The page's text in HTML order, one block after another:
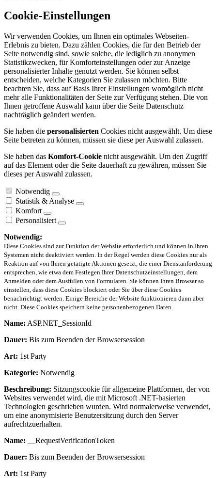
Cookie-Einstellungen
Wir verwenden Cookies, um Ihnen ein optimales Webseiten-
Erlebnis zu bieten. Dazu zählen Cookies, die für den Betrieb der
Seite notwendig sind, sowie solche, die lediglich zu anonymen
Statistikzwecken, für Komforteinstellungen oder zur Anzeige
personalisierter Inhalte genutzt werden. Sie können selbst
entscheiden, welche Kategorien Sie zulassen möchten. Bitte
beachten Sie, dass auf Basis Ihrer Einstellungen womöglich nicht
mehr alle Funktionalitäten der Seite zur Verfügung stehen. Die von
Ihnen getroffene Auswahl kann über die Seite Datenschutz
nachträglich geändert werden.
Sie haben die personalisierten Cookies nicht ausgewählt. Um diese
Seite betreten zu können, müssen sie diese per Auswahl zulassen.
Sie haben das Komfort-Cookie nicht ausgewählt. Um den Zugriff
auf das Element oder die Seite dauerhaft zu gewähren, müssen Sie
dieses per Auswahl zulassen.
Notwendig
Statistik & Analyse
Komfort
Personalisiert
Notwendig:
Diese Cookies sind zur Funktion der Website erforderlich und können in Ihren
Systemen nicht deaktiviert werden. In der Regel werden diese Cookies nur als
Reaktion auf von Ihnen getätigte Aktionen gesetzt, die einer Dienstanforderung
entsprechen, wie etwa dem Festlegen Ihrer Datenschutzeinstellungen, dem
Anmelden oder dem Ausfüllen von Formularen. Sie können Ihren Browser so
einstellen, dass diese Cookies blockiert oder Sie über diese Cookies
benachrichtigt werden. Einige Bereiche der Website funktionieren dann aber
nicht. Diese Cookies speichern keine personenbezogenen Daten.
Name: ASP.NET_SessionId
Dauer: Bis zum Beenden der Browsersession
Art: 1st Party
Kategorie: Notwendig
Beschreibung: Sitzungscookie für allgemeine Plattformen, der von
Websites verwendet wird, die mit Microsoft .NET-basierten
Technologien geschrieben wurden. Wird normalerweise verwendet,
um eine anonymisierte Benutzersitzung durch den Server
aufrechtzuerhalten.
Name: __RequestVerificationToken
Dauer: Bis zum Beenden der Browsersession
Art: 1st Party